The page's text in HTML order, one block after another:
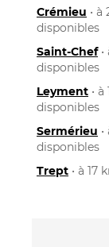
Crémieu •
disponibles
Saint-Chef•
disponibles
Leyment •
disponibles
Sermérieu
disponibles
Trept • à 17